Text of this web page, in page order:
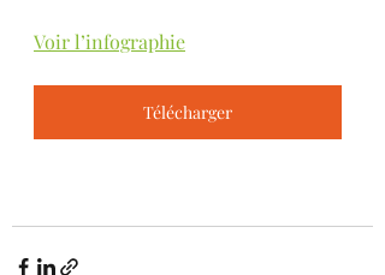
Voir l’infographie
Télécharger